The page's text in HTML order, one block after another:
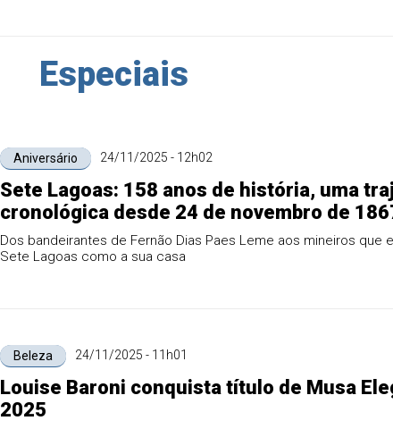
Especiais
Aniversário 24/11/2025 - 12h02
Sete Lagoas: 158 anos de história, uma
cronológica desde 24 de novembro de
Dos bandeirantes de Fernão Dias Paes Leme aos mineiros que
Sete Lagoas como a sua casa
Beleza 24/11/2025 - 11h01
Louise Baroni conquista título de Musa
2025